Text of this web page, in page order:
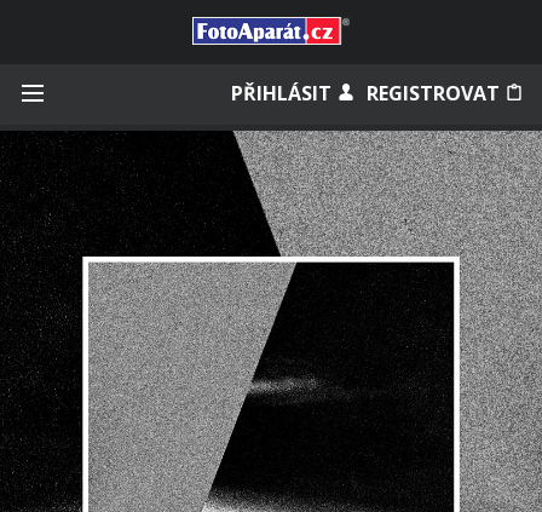
PŘIHLÁSIT REGISTROVAT
Zapamatovat
Zapomněli jste heslo?
Měli jste účet na starém webu?